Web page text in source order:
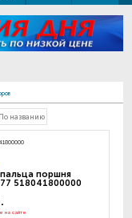
По названию
поршня
518041800000
на сайте